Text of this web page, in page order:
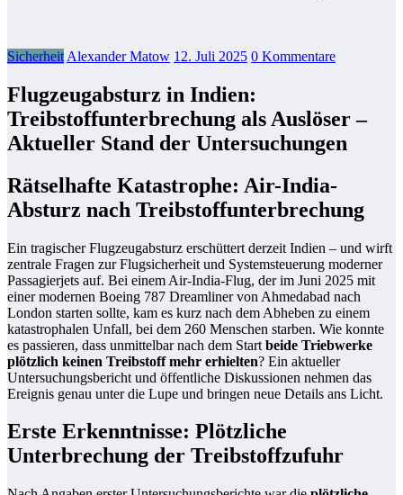
Sicherheit Alexander Matow 12. Juli 2025 0 Kommentare
Flugzeugabsturz in Indien:
Treibstoffunterbrechung als Auslöser –
Aktueller Stand der Untersuchungen
Rätselhafte Katastrophe: Air-India-
Absturz nach Treibstoffunterbrechung
Ein tragischer Flugzeugabsturz erschüttert derzeit Indien – und wirft
zentrale Fragen zur Flugsicherheit und Systemsteuerung moderner
Passagierjets auf. Bei einem Air-India-Flug, der im Juni 2025 mit
einer modernen Boeing 787 Dreamliner von Ahmedabad nach
London starten sollte, kam es kurz nach dem Abheben zu einem
katastrophalen Unfall, bei dem 260 Menschen starben. Wie konnte
es passieren, dass unmittelbar nach dem Start beide Triebwerke
plötzlich keinen Treibstoff mehr erhielten? Ein aktueller
Untersuchungsbericht und öffentliche Diskussionen nehmen das
Ereignis genau unter die Lupe und bringen neue Details ans Licht.
Erste Erkenntnisse: Plötzliche
Unterbrechung der Treibstoffzufuhr